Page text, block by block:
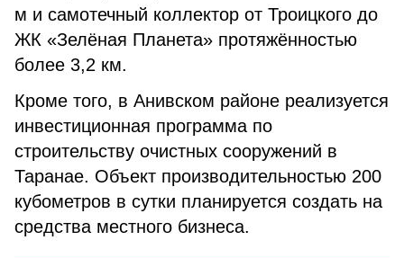
м и самотечный коллектор от Троицкого до
ЖК «Зелёная Планета» протяжённостью
более 3,2 км.
Кроме того, в Анивском районе реализуется
инвестиционная программа по
строительству очистных сооружений в
Таранае. Объект производительностью 200
кубометров в сутки планируется создать на
средства местного бизнеса.